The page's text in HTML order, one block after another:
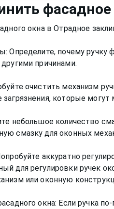
фасадное
окна в Отрадное
Определите, почему ручку
причинами.
очистить механизм
которые
небольшое количество
смазку для оконных
аккуратно
для регулировки ручек
или оконную
окна: Если ручка